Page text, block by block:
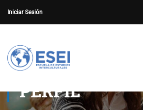
Iniciar Sesión
PERFIL